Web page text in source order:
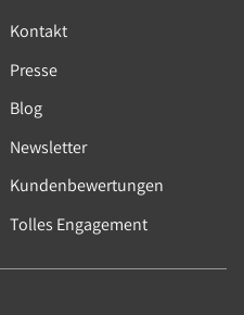
Kontakt
Presse
Blog
Newsletter
Kundenbewertungen
Tolles Engagement